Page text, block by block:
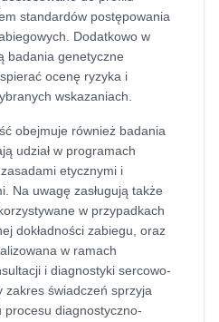
standardów postępowania
Dodatkowo w
badania genetyczne
ocenę ryzyka i
wskazaniach.
obejmuje również badania
udział w programach
etycznymi i
Na uwagę zasługują także
w przypadkach
dokładności zabiegu, oraz
w ramach
i diagnostyki sercowo-
zakres świadczeń sprzyja
diagnostyczno-